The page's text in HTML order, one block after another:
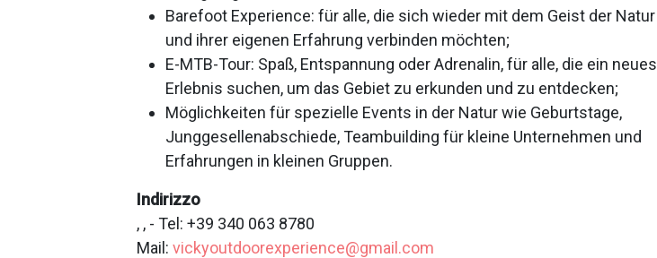
Barefoot Experience: für alle, die sich wieder mit dem Geist der Natur
und ihrer eigenen Erfahrung verbinden möchten;
E-MTB-Tour: Spaß, Entspannung oder Adrenalin, für alle, die ein neues
Erlebnis suchen, um das Gebiet zu erkunden und zu entdecken;
Möglichkeiten für spezielle Events in der Natur wie Geburtstage,
Junggesellenabschiede, Teambuilding für kleine Unternehmen und
Erfahrungen in kleinen Gruppen.
Indirizzo
, , - Tel: +39 340 063 8780
Mail: vickyoutdoorexperience@gmail.com